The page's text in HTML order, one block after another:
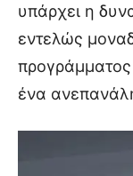
υπάρχει η
εντελώς
προγράμματος
ένα